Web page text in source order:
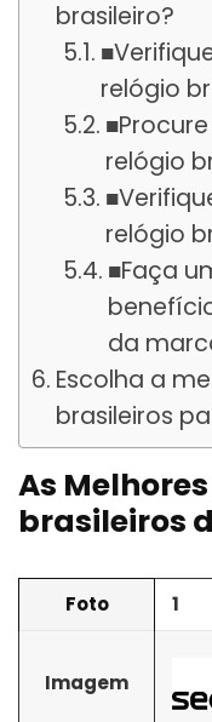
brasileiro?
relógio
relógio
relógio
■Faça
da
Escolha a
brasileiros
As
brasileiros
Foto 1
Imagem